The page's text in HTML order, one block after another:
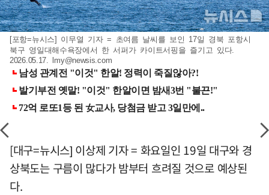
[포항=뉴시스] 이무열 기자 = 초여름 날씨를 보인 17일 경북 포항시
북구 영일대해수욕장에서 한 서퍼가 카이트서핑을 즐기고 있다.
2026.05.17. lmy@newsis.com
[대구=뉴시스] 이상제 기자 = 화요일인 19일 대구와 경
상북도는 구름이 많다가 밤부터 흐려질 것으로 예상된
다.